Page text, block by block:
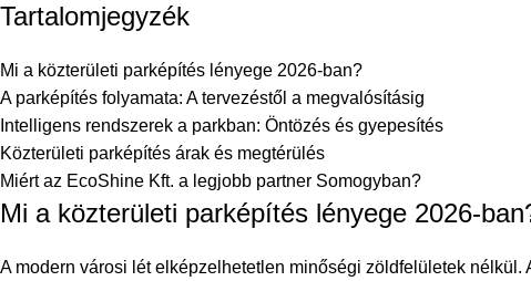
Tartalomjegyzék
Mi a közterületi parképítés lényege 2026-ban?
A parképítés folyamata: A tervezéstől a megvalósításig
Intelligens rendszerek a parkban: Öntözés és gyepesítés
Közterületi parképítés árak és megtérülés
Miért az EcoShine Kft. a legjobb partner Somogyban?
Mi a közterületi parképítés lényege 2026-
A modern városi lét elképzelhetetlen minőségi zöldfelületek nélkül.